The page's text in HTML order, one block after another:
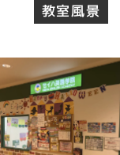
教室風景